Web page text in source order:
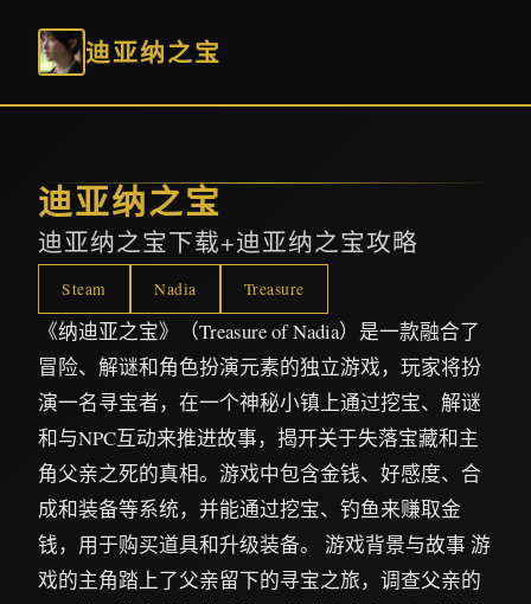
迪亚纳之宝
迪亚纳之宝
迪亚纳之宝下载+迪亚纳之宝攻略
Steam Nadia Treasure
《纳迪亚之宝》（Treasure of Nadia）是一款融合了
冒险、解谜和角色扮演元素的独立游戏，玩家将扮
演一名寻宝者，在一个神秘小镇上通过挖宝、解谜
和与NPC互动来推进故事，揭开关于失落宝藏和主
角父亲之死的真相。游戏中包含金钱、好感度、合
成和装备等系统，并能通过挖宝、钓鱼来赚取金
钱，用于购买道具和升级装备。 游戏背景与故事 游
戏的主角踏上了父亲留下的寻宝之旅，调查父亲的